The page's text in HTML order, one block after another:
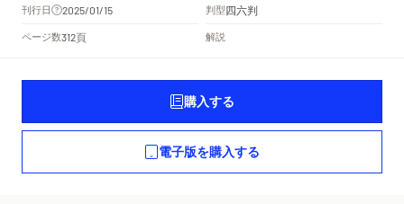
刊行日 2025/01/15 判型四六判
ページ数312頁 解説
購入する
電子版を購入する